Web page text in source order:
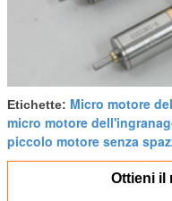
Etichette: Micro motore
micro motore
piccolo motore senza
Ottieni il